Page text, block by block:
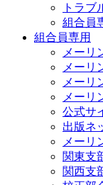
トラブ
組合員
組合員専用
メーリ
メーリ
メーリ
メーリ
公式サ
出版ネ
メーリ
関東支
関西支